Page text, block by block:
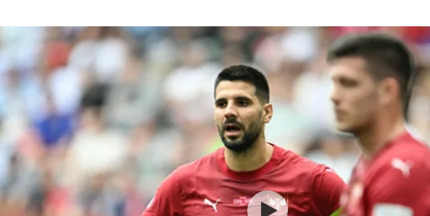
הפועל תל אביב
הפועל חיפה
הפועל באר שבע
מכבי נתניה
בני יהודה
ליגה סינית
ליגה ברזילאית
ליגות נוספות